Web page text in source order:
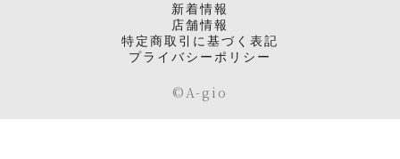
新着情報
店舗情報
特定商取引に基づく表記
プライバシーポリシー
©️A-gio